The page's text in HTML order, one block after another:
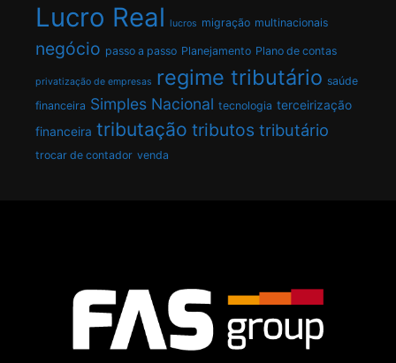
Lucro Real lucros migração multinacionais
negócio passo a passo Planejamento Plano de contas
privatização de empresas regime tributário saúde
financeira Simples Nacional tecnologia terceirização
financeira tributação tributos tributário
trocar de contador venda